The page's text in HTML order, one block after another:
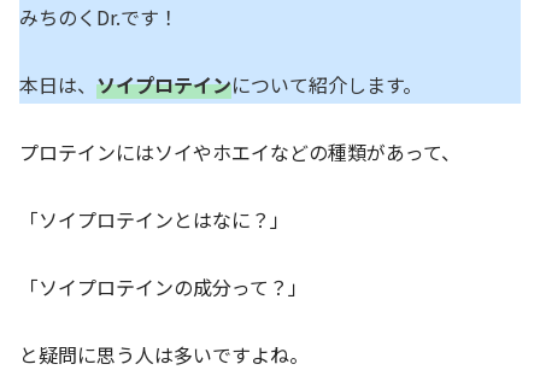
みちのくDr.です！
本日は、 ソイプロテインについて紹介します。
プロテインにはソイやホエイなどの種類があって、
「ソイプロテインとはなに？」
「ソイプロテインの成分って？」
と疑問に思う人は多いですよね。